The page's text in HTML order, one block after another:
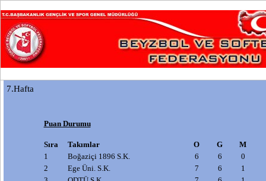
7.Hafta
Puan Durumu
Sıra Takımlar O G
M
1
Boğaziçi 1896 S.K. 6 6
0
2
Ege Üni. S.K. 7 6
1